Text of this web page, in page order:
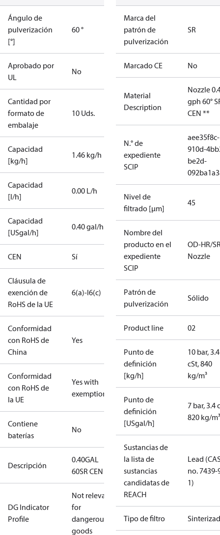
Ángulo de
pulverización
[°]
60 °
Aprobado por
UL
No
Cantidad por
formato de
embalaje
10 Uds.
Capacidad
[kg/h]
1.46 kg/h
Capacidad
[l/h]
0.00 L/h
Capacidad
[USgal/h]
0.40 gal/h
CEN Sí
Cláusula de
exención de
RoHS de la UE
6(a)-I6(c)
Conformidad
con RoHS de
China
Yes
Conformidad
con RoHS de
la UE
Yes with
exemptions
Contiene
baterías
No
Descripción
0.40GAL
60SR CEN
DG Indicator
Profile
Not relevant
for
dangerous
goods
Marca del
patrón de
pulverización
SR
Marcado CE No
Material
Description
Nozzle
gph 60°
CEN **
N.° de
expediente
SCIP
aee35f8c-
910d-
be2d-
Nivel de
filtrado [µm]
45
Nombre del
producto en el
expediente
SCIP
OD-HR/
Nozzle
Patrón de
pulverización
Sólido
Product line 02
Punto de
definición
[kg/h]
10 bar, 3.4
cSt, 840
kg/m³
Punto de
definición
[USgal/h]
7 bar, 3.4
820 kg/m³
Sustancias de
la lista de
sustancias
candidatas de
REACH
Lead
no. 7439-
1)
Tipo de filtro